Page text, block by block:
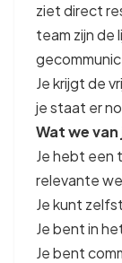
ziet direct
team zijn de
Je krijgt de
je staat er
Wat we
Je hebt een
relevante
Je kunt
Je bent in
Je bent